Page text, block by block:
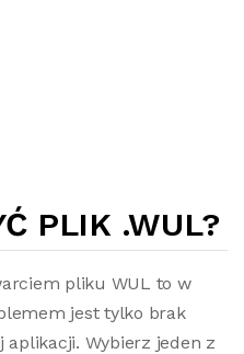
PLIK .WUL?
pliku WUL to w
jest tylko brak
aplikacji. Wybierz jeden z